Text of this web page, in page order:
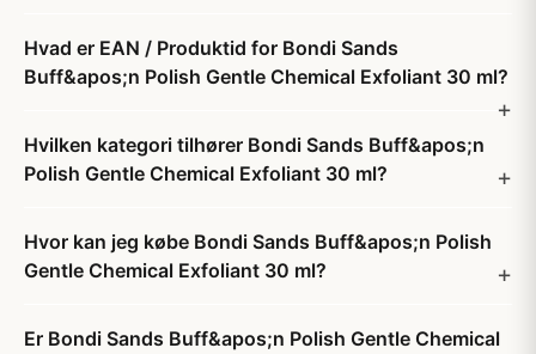
Hvad er EAN / Produktid for Bondi Sands
Buff&apos;n Polish Gentle Chemical Exfoliant 30 ml?
Hvilken kategori tilhører Bondi Sands Buff&apos;n
Polish Gentle Chemical Exfoliant 30 ml?
Hvor kan jeg købe Bondi Sands Buff&apos;n Polish
Gentle Chemical Exfoliant 30 ml?
Er Bondi Sands Buff&apos;n Polish Gentle Chemical